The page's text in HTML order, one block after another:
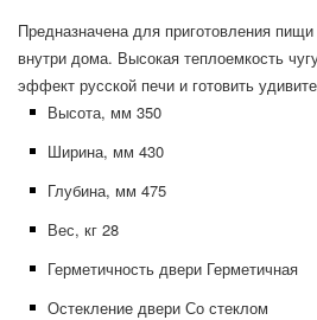
Предназначена для приготовления
внутри дома. Высокая теплоемкость
эффект русской печи и готовить
Высота, мм 350
Ширина, мм 430
Глубина, мм 475
Вес, кг 28
Герметичность двери Герметичная
Остекление двери Со стеклом